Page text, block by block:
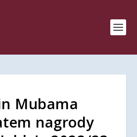
Mubama
nagrody